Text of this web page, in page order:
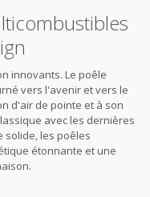
innovants. Le poêle
vers l'avenir et vers le
d'air de pointe et à son
avec les dernières
solide, les poêles
étonnante et une